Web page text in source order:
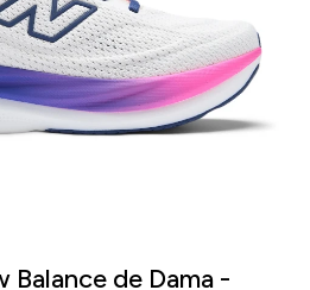
Balance de Dama -